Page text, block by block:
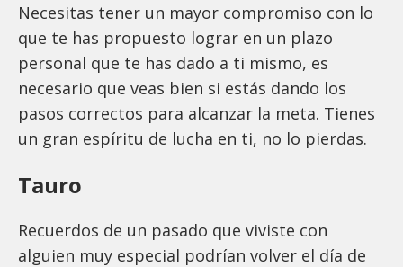
Necesitas tener un mayor compromiso con lo
que te has propuesto lograr en un plazo
personal que te has dado a ti mismo, es
necesario que veas bien si estás dando los
pasos correctos para alcanzar la meta. Tienes
un gran espíritu de lucha en ti, no lo pierdas.
Tauro
Recuerdos de un pasado que viviste con
alguien muy especial podrían volver el día de